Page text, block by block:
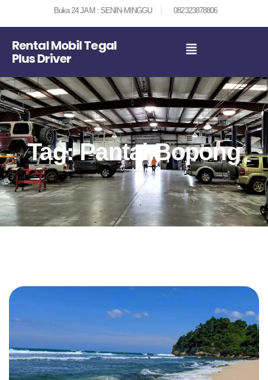
Buka 24 JAM : SENIN-MINGGU 082323878806
Rental Mobil Tegal
Plus Driver
Tag: Pantai Bopong